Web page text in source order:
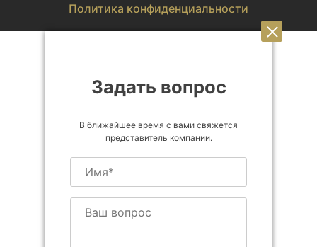
Политика конфиденциальности
Задать вопрос
В ближайшее время с вами свяжется
представитель компании.